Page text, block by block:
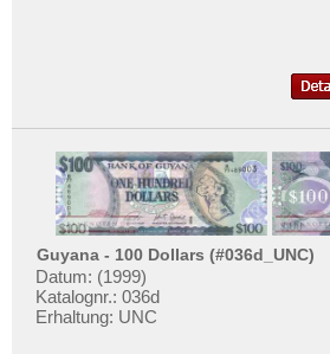
Guyana - 100 Dollars (#036d_UNC)
Datum: (1999)
Katalognr.: 036d
Erhaltung: UNC